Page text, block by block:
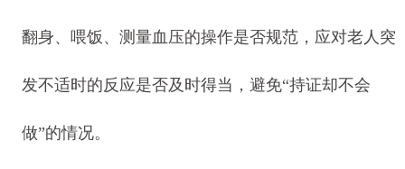
翻身、喂饭、测量血压的操作是否规范，应对老人突
发不适时的反应是否及时得当，避免“持证却不会
做”的情况。